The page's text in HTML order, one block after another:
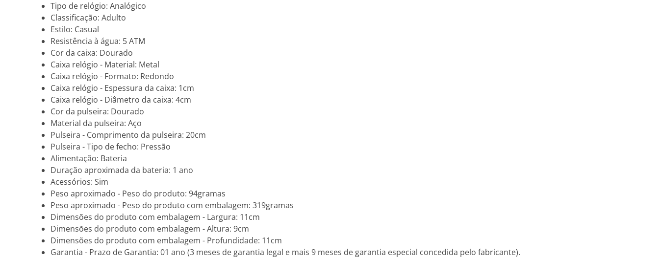
Tipo de relógio: Analógico
Classificação: Adulto
Estilo: Casual
Resistência à água: 5 ATM
Cor da caixa: Dourado
Caixa relógio - Material: Metal
Caixa relógio - Formato: Redondo
Caixa relógio - Espessura da caixa: 1cm
Caixa relógio - Diâmetro da caixa: 4cm
Cor da pulseira: Dourado
Material da pulseira: Aço
Pulseira - Comprimento da pulseira: 20cm
Pulseira - Tipo de fecho: Pressão
Alimentação: Bateria
Duração aproximada da bateria: 1 ano
Acessórios: Sim
Peso aproximado - Peso do produto: 94gramas
Peso aproximado - Peso do produto com embalagem: 319gramas
Dimensões do produto com embalagem - Largura: 11cm
Dimensões do produto com embalagem - Altura: 9cm
Dimensões do produto com embalagem - Profundidade: 11cm
Garantia - Prazo de Garantia: 01 ano (3 meses de garantia legal e mais 9 meses de garantia especial concedida pelo fabricante).